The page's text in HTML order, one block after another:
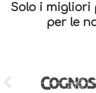
Solo i
per le